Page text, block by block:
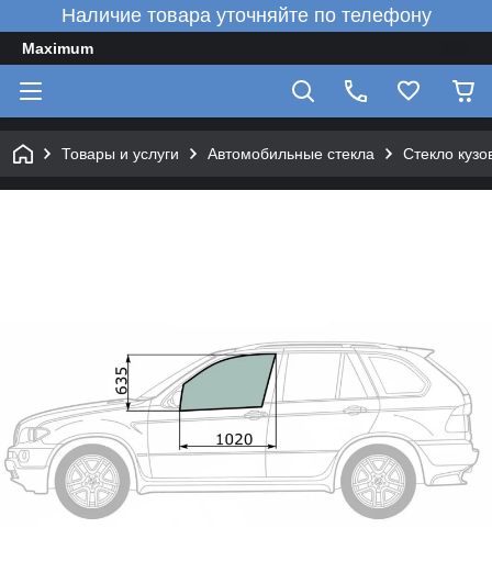
Наличие товара уточняйте по телефону
Maximum
Товары и услуги Автомобильные стекла Стекло